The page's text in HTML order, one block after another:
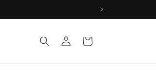
EinloggenWarenkorb